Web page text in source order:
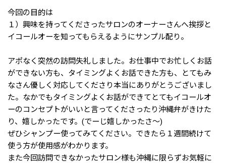
今回の目的は
１）興味を持ってくださったサロンのオーナーさんへ挨拶と
イコールオーを知ってもらえるようにサンプル配り。
アポなく突然の訪問失礼しました。お仕事中でお忙しくお話
ができない方も、タイミングよくお話できた方も、とてもみ
なさん優しく対応してくださり本当にありがとうございまし
た。なかでもタイミングよくお話ができてとてもイコールオ
ーのコンセプトがいいと言ってくださったり沖縄弁がきけた
り、嬉しかったです。(でーじ嬉しかったさ〜)
ぜひシャンプー使ってみてください。できたら１週間続けて
使う方が使用感がわかります。
また今回訪問できなかったサロン様も沖縄に限らずお気軽に